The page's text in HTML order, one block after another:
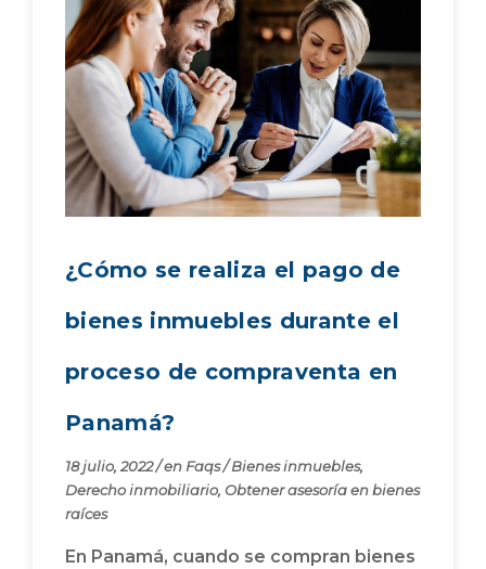
¿Cómo se realiza el pago de
bienes inmuebles durante el
proceso de compraventa en
Panamá?
18 julio, 2022/en Faqs/Bienes inmuebles,
Derecho inmobiliario, Obtener asesoría en bienes
raíces
En Panamá, cuando se compran bienes